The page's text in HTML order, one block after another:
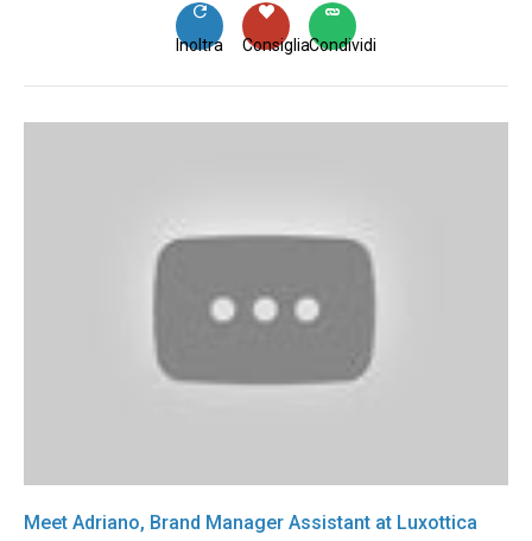
Condividi
Consiglia
Inoltra
Meet Adriano, Brand Manager Assistant at Luxottica